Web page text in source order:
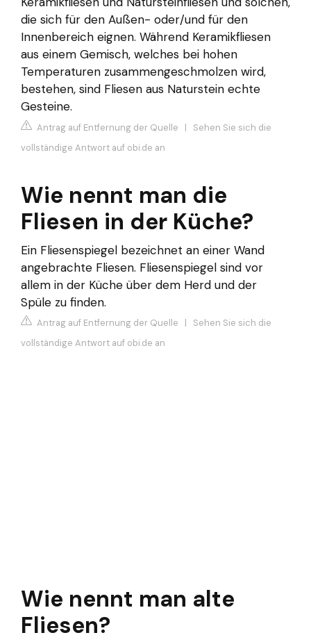
die sich für den Außen- oder/und für den
Innenbereich eignen. Während Keramikfliesen
aus einem Gemisch, welches bei hohen
Temperaturen zusammengeschmolzen wird,
bestehen, sind Fliesen aus Naturstein echte
Gesteine.
Antrag auf Entfernung der Quelle | Sehen Sie sich die
vollständige Antwort auf obi.de an
Wie nennt man die
Fliesen in der Küche?
Ein Fliesenspiegel bezeichnet an einer Wand
angebrachte Fliesen. Fliesenspiegel sind vor
allem in der Küche über dem Herd und der
Spüle zu finden.
Antrag auf Entfernung der Quelle | Sehen Sie sich die
vollständige Antwort auf obi.de an
Wie nennt man alte
Fliesen?